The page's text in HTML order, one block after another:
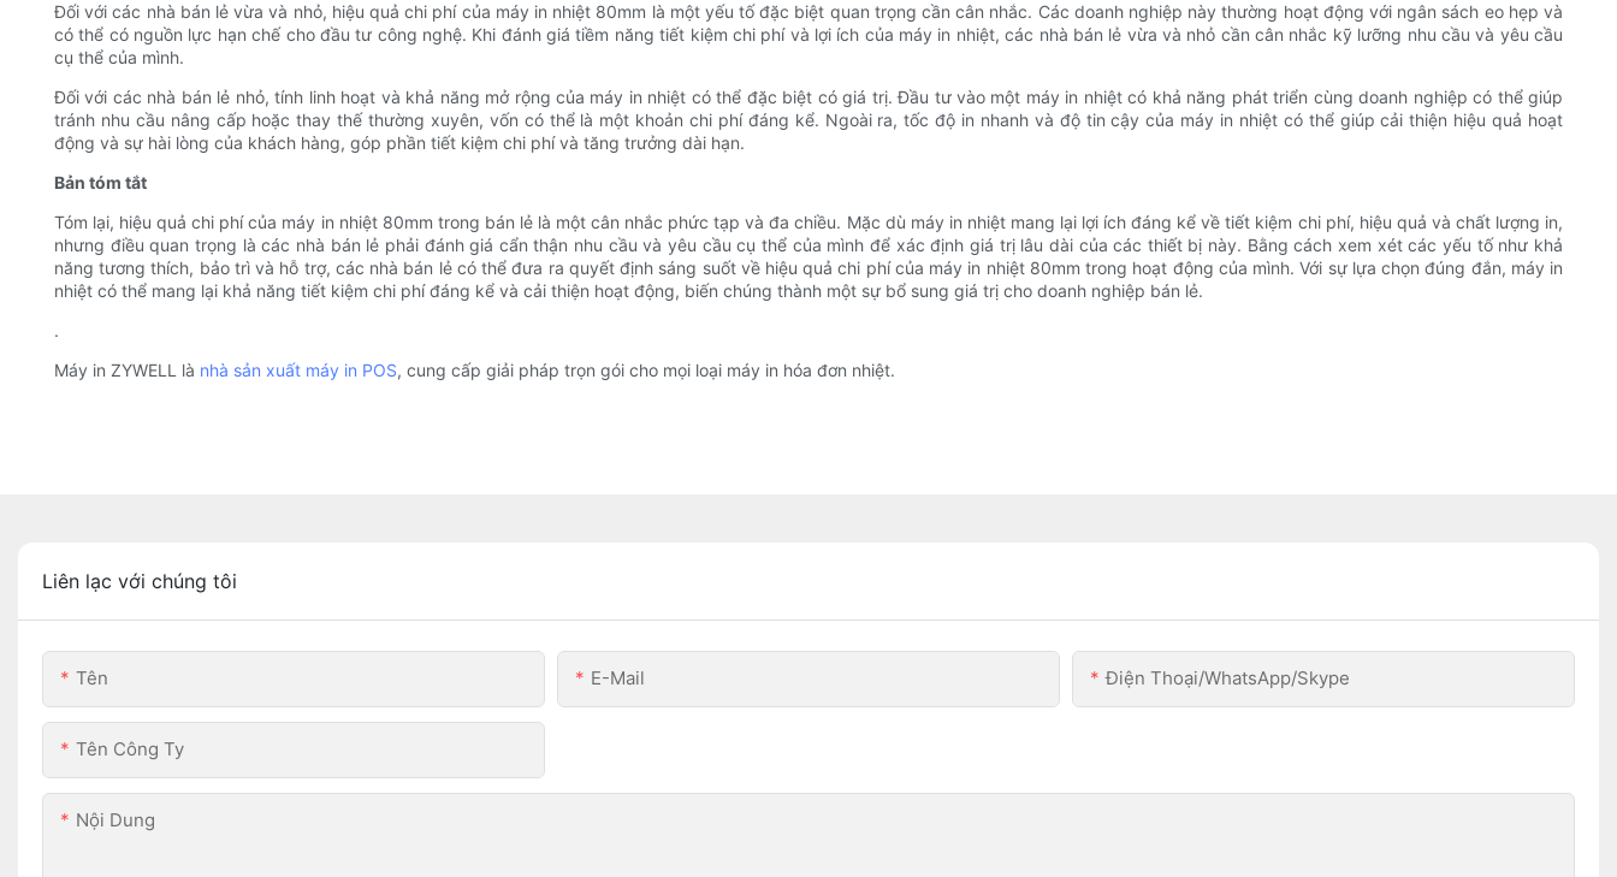
Đối với các nhà bán lẻ vừa và nhỏ, hiệu quả chi phí của máy in nhiệt 80mm là một yếu tố đặc biệt quan trọng cần cân nhắc. Các doanh nghiệp này thường hoạt động với ngân sách eo hẹp và
có thể có nguồn lực hạn chế cho đầu tư công nghệ. Khi đánh giá tiềm năng tiết kiệm chi phí và lợi ích của máy in nhiệt, các nhà bán lẻ vừa và nhỏ cần cân nhắc kỹ lưỡng nhu cầu và yêu cầu
cụ thể của mình.
Đối với các nhà bán lẻ nhỏ, tính linh hoạt và khả năng mở rộng của máy in nhiệt có thể đặc biệt có giá trị. Đầu tư vào một máy in nhiệt có khả năng phát triển cùng doanh nghiệp có thể giúp
tránh nhu cầu nâng cấp hoặc thay thế thường xuyên, vốn có thể là một khoản chi phí đáng kể. Ngoài ra, tốc độ in nhanh và độ tin cậy của máy in nhiệt có thể giúp cải thiện hiệu quả hoạt
động và sự hài lòng của khách hàng, góp phần tiết kiệm chi phí và tăng trưởng dài hạn.
Bản tóm tắt
Tóm lại, hiệu quả chi phí của máy in nhiệt 80mm trong bán lẻ là một cân nhắc phức tạp và đa chiều. Mặc dù máy in nhiệt mang lại lợi ích đáng kể về tiết kiệm chi phí, hiệu quả và chất lượng in,
nhưng điều quan trọng là các nhà bán lẻ phải đánh giá cẩn thận nhu cầu và yêu cầu cụ thể của mình để xác định giá trị lâu dài của các thiết bị này. Bằng cách xem xét các yếu tố như khả
năng tương thích, bảo trì và hỗ trợ, các nhà bán lẻ có thể đưa ra quyết định sáng suốt về hiệu quả chi phí của máy in nhiệt 80mm trong hoạt động của mình. Với sự lựa chọn đúng đắn, máy in
nhiệt có thể mang lại khả năng tiết kiệm chi phí đáng kể và cải thiện hoạt động, biến chúng thành một sự bổ sung giá trị cho doanh nghiệp bán lẻ.
.
Máy in ZYWELL là nhà sản xuất máy in POS, cung cấp giải pháp trọn gói cho mọi loại máy in hóa đơn nhiệt.
Liên lạc với chúng tôi
Tên E-Mail Điện Thoại/WhatsApp/Skype
Tên Công Ty
Nội Dung